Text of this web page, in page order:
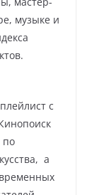
музыке и
с
по
а